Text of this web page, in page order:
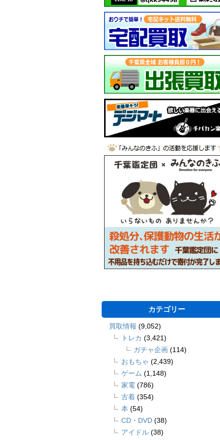
カテゴリー
買取情報 (9,052)
トレカ (3,421)
ガチャ企画 (114)
おもちゃ (2,439)
ゲーム (1,148)
家電 (786)
古着 (354)
本 (54)
CD・DVD (38)
アイドル (38)